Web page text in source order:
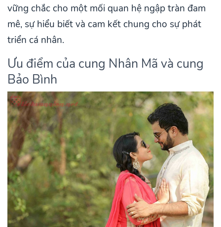
vững chắc cho một mối quan hệ ngập tràn đam
mê, sự hiểu biết và cam kết chung cho sự phát
triển cá nhân.
Ưu điểm của cung Nhân Mã và cung
Bảo Bình